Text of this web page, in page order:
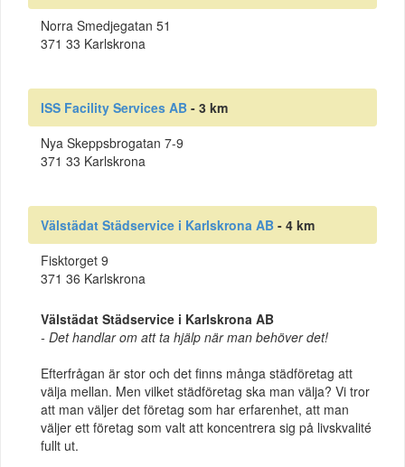
Norra Smedjegatan 51
371 33 Karlskrona
ISS Facility Services AB - 3 km
Nya Skeppsbrogatan 7-9
371 33 Karlskrona
Välstädat Städservice i Karlskrona AB - 4 km
Fisktorget 9
371 36 Karlskrona
Välstädat Städservice i Karlskrona AB
- Det handlar om att ta hjälp när man behöver det!
Efterfrågan är stor och det finns många städföretag att
välja mellan. Men vilket städföretag ska man välja? Vi tror
att man väljer det företag som har erfarenhet, att man
väljer ett företag som valt att koncentrera sig på livskvalité
fullt ut.